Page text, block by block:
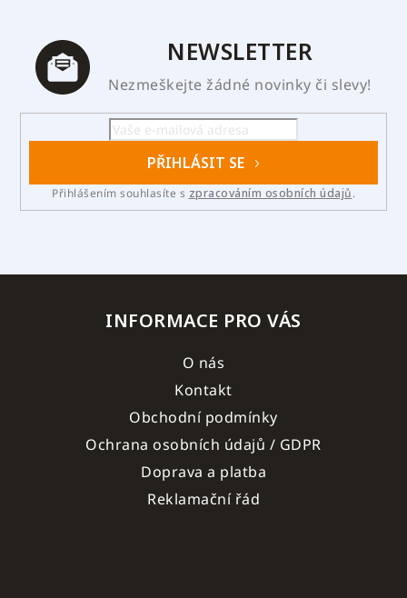
NEWSLETTER
Nezmeškejte žádné novinky či slevy!
PŘIHLÁSIT SE
Přihlášením souhlasíte s zpracováním osobních údajů.
INFORMACE PRO VÁS
O nás
Kontakt
Obchodní podmínky
Ochrana osobních údajů / GDPR
Doprava a platba
Reklamační řád